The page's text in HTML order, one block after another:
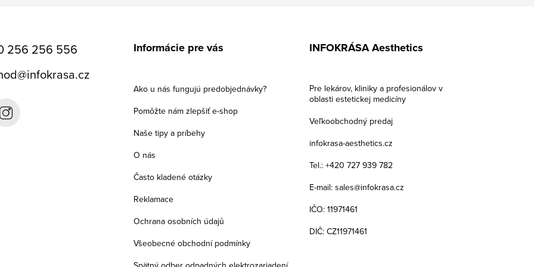
256 256 556
@infokrasa.cz
Informácie pre vás
Ako u nás fungujú predobjednávky?
Pomôžte nám zlepšiť e-shop
Naše tipy a príbehy
O nás
Často kladené otázky
Reklamace
Ochrana osobních údajů
Všeobecné obchodní podmínky
INFOKRÁSA Aesthetics
Pre lekárov, kliniky a profesionálov v
oblasti estetickej medicíny
Veľkoobchodný predaj
infokrasa-aesthetics.cz
Tel.: +420 727 939 782
E-mail: sales@infokrasa.cz
IČO: 11971461
DIČ: CZ11971461